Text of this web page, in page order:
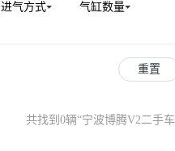
进气方式
气缸数量
重置
共找到0辆“宁波博腾V2二手车